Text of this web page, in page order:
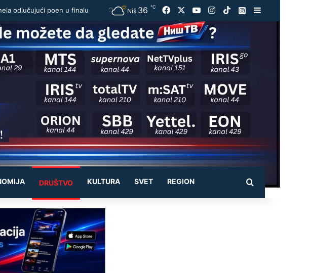
odlučujući poen u finalu Niš 36 ℃ Facebook YouTubeInstagram
TikTokInstagram
DRUŠTVO KULTURA SVET REGION Pretraži